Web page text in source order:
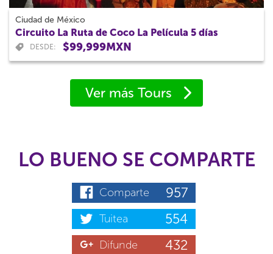
Ciudad de México
Circuito La Ruta de Coco La Película 5 días
DESDE: $99,999MXN
Ver más Tours
LO BUENO SE COMPARTE
Comparte 957
Tuitea 554
Difunde 432